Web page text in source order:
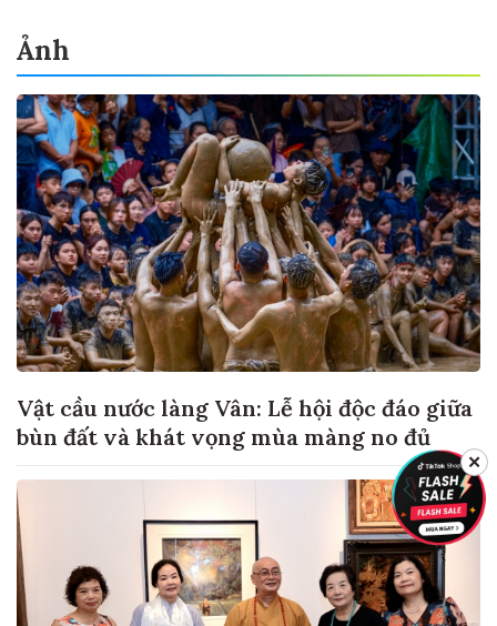
Ảnh
Vật cầu nước làng Vân: Lễ hội độc đáo giữa
bùn đất và khát vọng mùa màng no đủ
✕